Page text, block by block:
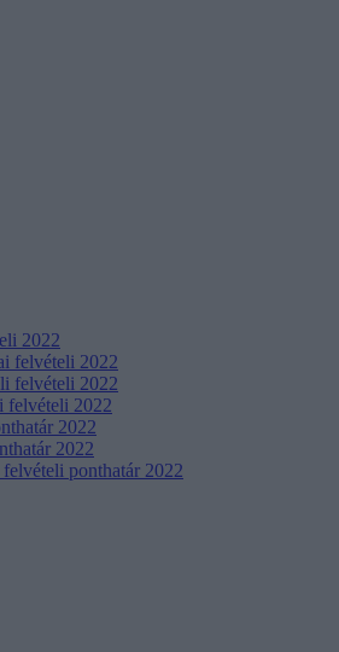
2022
felvételi 2022
felvételi 2022
felvételi 2022
2022
2022
ponthatár 2022